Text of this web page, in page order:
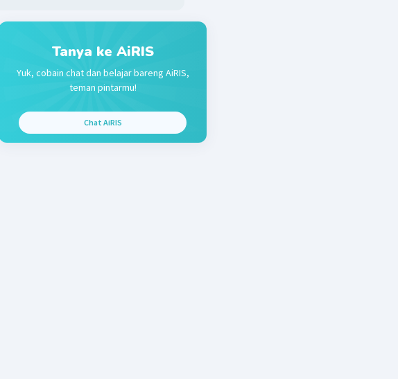
Tanya ke AiRIS
Yuk, cobain chat dan belajar bareng AiRIS,
teman pintarmu!
Chat AiRIS